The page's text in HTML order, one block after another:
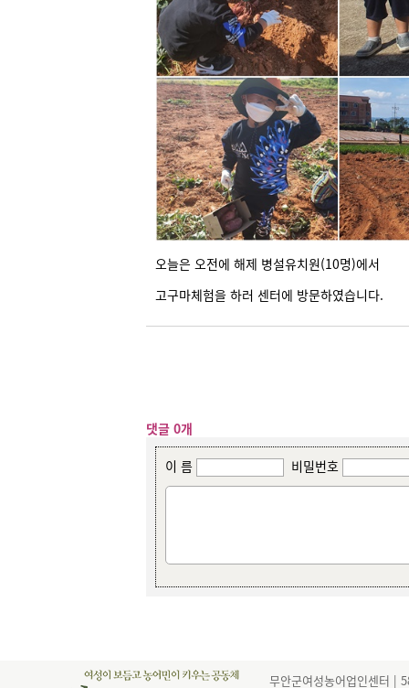
오늘은 오전에 해제 병설유치원(10명)에서
고구마체험을 하러 센터에 방문하였습니다.
댓글 0개
이 름 비밀번호
무안군여성농어업인센터 |